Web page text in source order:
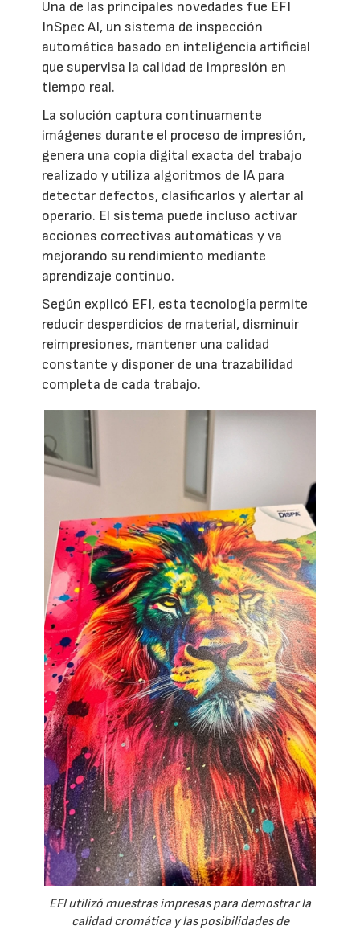
Una de las principales novedades fue EFI
InSpec AI, un sistema de inspección
automática basado en inteligencia artificial
que supervisa la calidad de impresión en
tiempo real.
La solución captura continuamente
imágenes durante el proceso de impresión,
genera una copia digital exacta del trabajo
realizado y utiliza algoritmos de IA para
detectar defectos, clasificarlos y alertar al
operario. El sistema puede incluso activar
acciones correctivas automáticas y va
mejorando su rendimiento mediante
aprendizaje continuo.
Según explicó EFI, esta tecnología permite
reducir desperdicios de material, disminuir
reimpresiones, mantener una calidad
constante y disponer de una trazabilidad
completa de cada trabajo.
EFI utilizó muestras impresas para demostrar la
calidad cromática y las posibilidades de